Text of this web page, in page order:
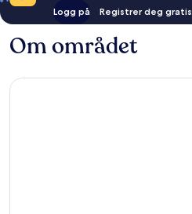
Logg på Registrer deg gratis
Om området